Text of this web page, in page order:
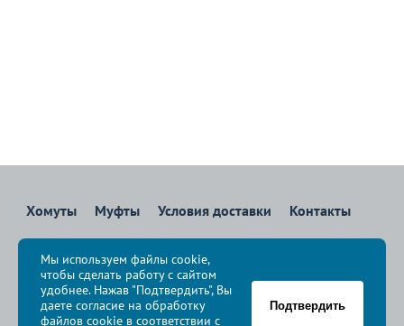
Хомуты Муфты Условия доставки Контакты
8 800 700-83-36
Звоните бесплатно с 08:00 до 17:00 по Москве
политика конфиденциальности
Мы используем файлы cookie,
чтобы сделать работу с сайтом
удобнее. Нажав "Подтвердить", Вы
даете согласие на обработку
файлов cookie в соответствии с
Подтвердить